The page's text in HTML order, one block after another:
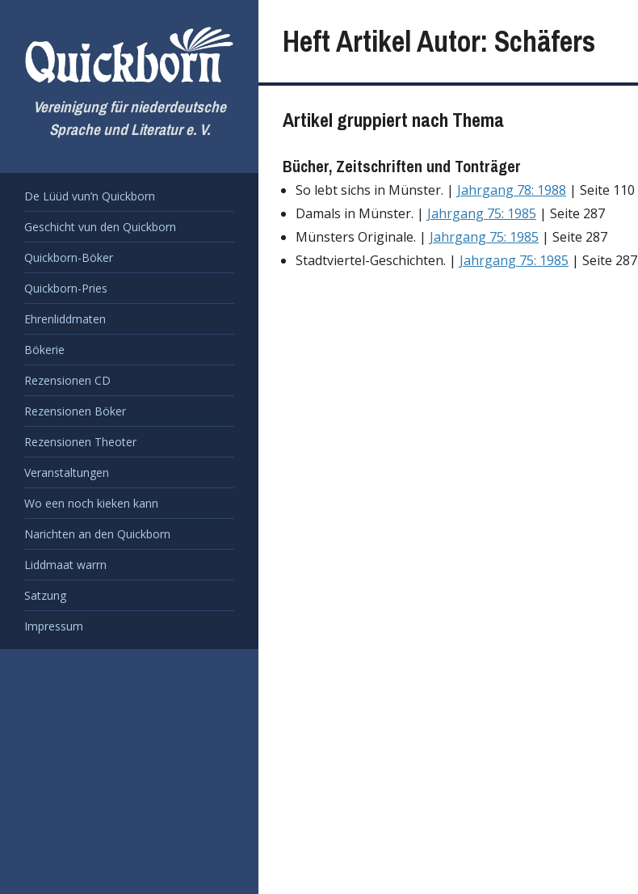
springen
Vereinigung für niederdeutsche
Sprache und Literatur e. V.
De Lüüd vun’n Quickborn
Geschicht vun den Quickborn
Quickborn-Böker
Quickborn-Pries
Ehrenliddmaten
Bökerie
Rezensionen CD
Rezensionen Böker
Rezensionen Theoter
Veranstaltungen
Wo een noch kieken kann
Narichten an den Quickborn
Liddmaat warrn
Satzung
Impressum
Heft Artikel Autor: Schäfers
Artikel gruppiert nach Thema
Bücher, Zeitschriften und Tonträger
So lebt sichs in Münster. | Jahrgang 78: 1988 | Seite 110
Damals in Münster. | Jahrgang 75: 1985 | Seite 287
Münsters Originale. | Jahrgang 75: 1985 | Seite 287
Stadtviertel-Geschichten. | Jahrgang 75: 1985 | Seite 287